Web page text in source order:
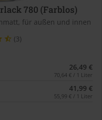
780 (Farblos)
für außen und innen
(3)
26,49 €
70,64 € / 1 Liter
41,99 €
55,99 € / 1 Liter